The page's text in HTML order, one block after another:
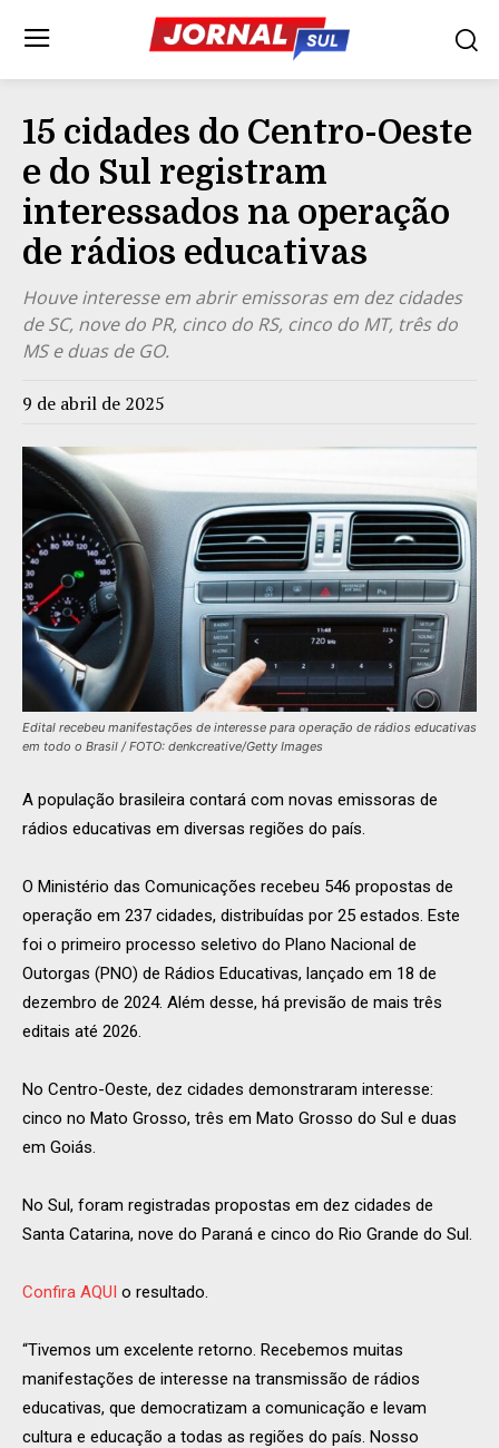
15 cidades do Centro-Oeste
e do Sul registram
interessados na operação
de rádios educativas
Houve interesse em abrir emissoras em dez cidades
de SC, nove do PR, cinco do RS, cinco do MT, três do
MS e duas de GO.
9 de abril de 2025
Edital recebeu manifestações de interesse para operação de rádios educativas
em todo o Brasil / FOTO: denkcreative/Getty Images
A população brasileira contará com novas emissoras de
rádios educativas em diversas regiões do país.
O Ministério das Comunicações recebeu 546 propostas de
operação em 237 cidades, distribuídas por 25 estados. Este
foi o primeiro processo seletivo do Plano Nacional de
Outorgas (PNO) de Rádios Educativas, lançado em 18 de
dezembro de 2024. Além desse, há previsão de mais três
editais até 2026.
No Centro-Oeste, dez cidades demonstraram interesse:
cinco no Mato Grosso, três em Mato Grosso do Sul e duas
em Goiás.
No Sul, foram registradas propostas em dez cidades de
Santa Catarina, nove do Paraná e cinco do Rio Grande do Sul.
Confira AQUI o resultado.
“Tivemos um excelente retorno. Recebemos muitas
manifestações de interesse na transmissão de rádios
educativas, que democratizam a comunicação e levam
cultura e educação a todas as regiões do país. Nosso